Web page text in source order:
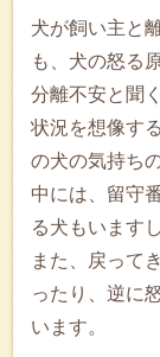
犬が飼い主と
も、犬の怒る
分離不安と聞
状況を想像す
の犬の気持ち
中には、留守
る犬もいます
また、戻って
ったり、逆に
います。